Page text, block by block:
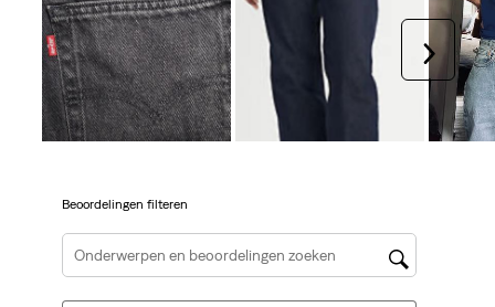
met
1
ster.
Hiermee
open
je
met
2
sterren.
Hiermee
open
je
met
3
sterren.
Hiermee
open
je
sterren.
Hiermee
open
je
sterren.
Hiermee
open
Beoordelingen filteren
Onderwerpen en beoordelingen zoeken per regio